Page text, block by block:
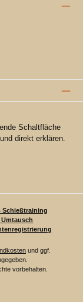
Schaltfläche
direkt erklären.
Schießtraining
Umtausch
und ggf.
vorbehalten.